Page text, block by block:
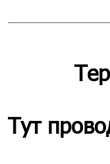
Тут